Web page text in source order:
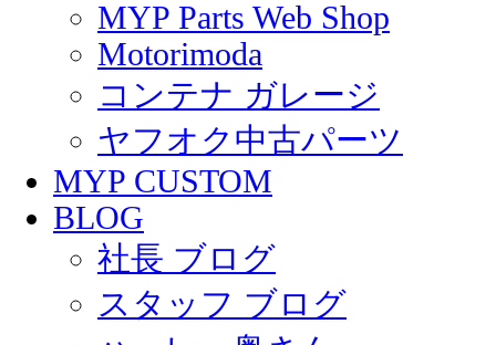
MYP Parts Web Shop
Motorimoda
コンテナ ガレージ
ヤフオク中古パーツ
MYP CUSTOM
BLOG
社長 ブログ
スタッフ ブログ